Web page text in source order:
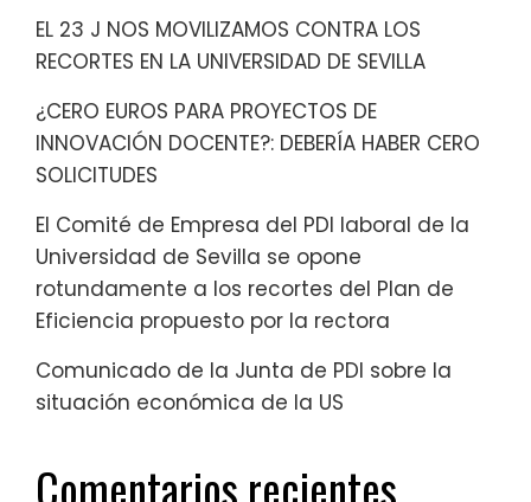
EL 23 J NOS MOVILIZAMOS CONTRA LOS
RECORTES EN LA UNIVERSIDAD DE SEVILLA
¿CERO EUROS PARA PROYECTOS DE
INNOVACIÓN DOCENTE?: DEBERÍA HABER CERO
SOLICITUDES
El Comité de Empresa del PDI laboral de la
Universidad de Sevilla se opone
rotundamente a los recortes del Plan de
Eficiencia propuesto por la rectora
Comunicado de la Junta de PDI sobre la
situación económica de la US
Comentarios recientes